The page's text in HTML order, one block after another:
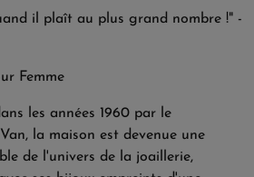
il plaît au plus grand nombre !" -
Femme
les années 1960 par le
la maison est devenue une
de l'univers de la joaillerie,